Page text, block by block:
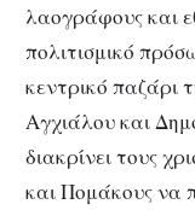
λαογράφους και
πολιτισμικό
κεντρικό παζάρι
Αγχιάλου και
διακρίνει τους
και Πομάκους να